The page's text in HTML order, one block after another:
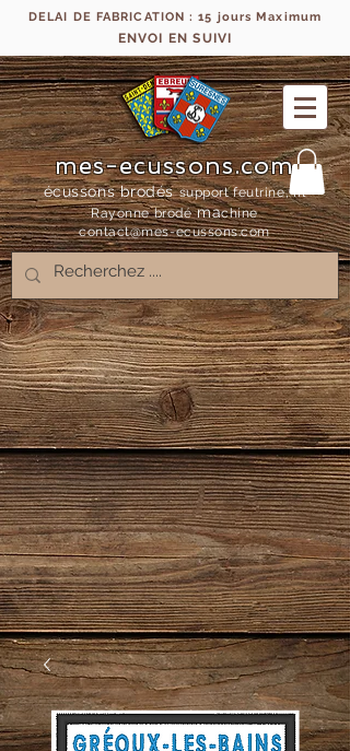
DELAI DE FABRICATION : 15 jours Maximum
ENVOI EN SUIVI
mes-ecussons.com
écussons brodés support feutrine, fil
Rayonne brodémachine
contact@mes-ecussons.com